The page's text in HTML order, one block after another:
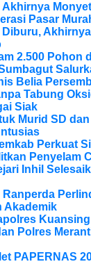
Akhirnya
Pasar
2.500
Belia
Tabung
Siak
Murid SD
Perkuat
Penyelam
Inhil
Akademik
Polres
PAPERNAS